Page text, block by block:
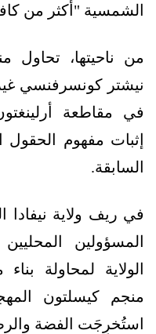
الشمسية "أكثر من
من ناحيتها، تحاول
نيشتر كونسرفنسي
في مقاطعة أرلينغتون
إثبات مفهوم
السابقة.
في ريف ولاية
المسؤولين
الولاية لمحاولة
منجم كيسلتون
استُخرِجَت الفضة